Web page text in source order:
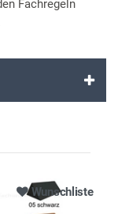
Fachregeln
Wunschliste